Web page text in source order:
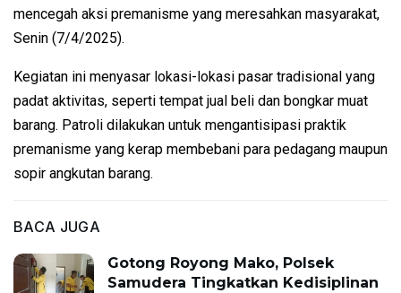
mencegah aksi premanisme yang meresahkan masyarakat,
Senin (7/4/2025).
Kegiatan ini menyasar lokasi-lokasi pasar tradisional yang
padat aktivitas, seperti tempat jual beli dan bongkar muat
barang. Patroli dilakukan untuk mengantisipasi praktik
premanisme yang kerap membebani para pedagang maupun
sopir angkutan barang.
BACA JUGA
Gotong Royong Mako, Polsek
Samudera Tingkatkan Kedisiplinan